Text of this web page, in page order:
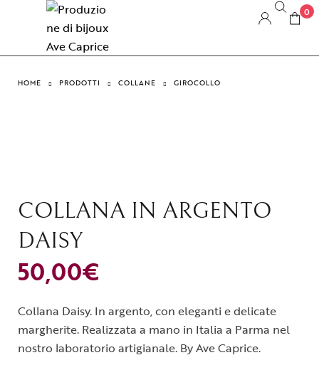
0
HOME PRODOTTI COLLANE GIROCOLLO
COLLANA IN ARGENTO
DAISY
50,00€
Collana Daisy. In argento, con eleganti e delicate
margherite. Realizzata a mano in Italia a Parma nel
nostro laboratorio artigianale. By Ave Caprice.